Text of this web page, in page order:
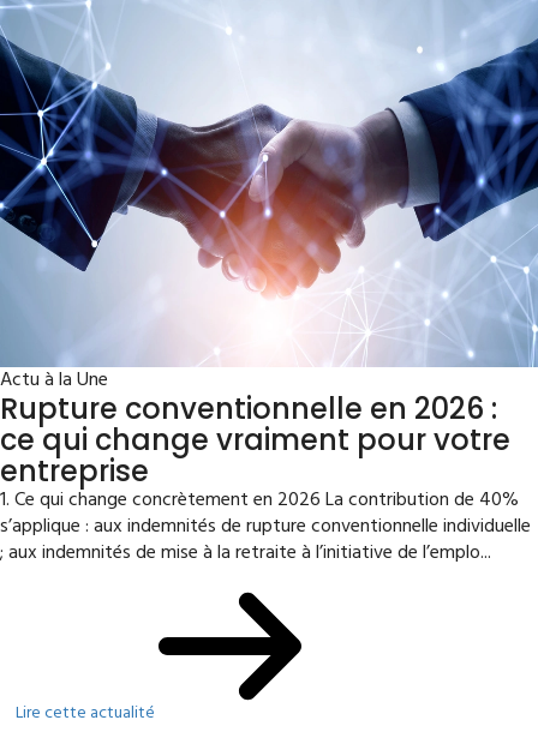
Actu à la Une
Rupture conventionnelle en 2026 :
ce qui change vraiment pour votre
entreprise
1. Ce qui change concrètement en 2026 La contribution de 40%
s’applique : aux indemnités de rupture conventionnelle individuelle
; aux indemnités de mise à la retraite à l’initiative de l’emplo...
Lire cette actualité